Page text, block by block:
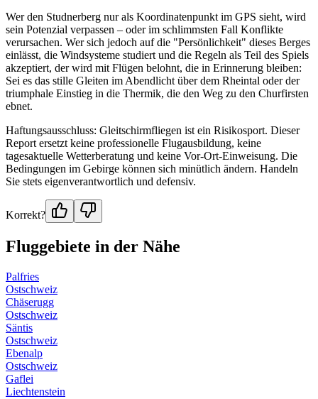
Wer den Studnerberg nur als Koordinatenpunkt im GPS sieht, wird
sein Potenzial verpassen – oder im schlimmsten Fall Konflikte
verursachen. Wer sich jedoch auf die "Persönlichkeit" dieses Berges
einlässt, die Windsysteme studiert und die Regeln als Teil des Spiels
akzeptiert, der wird mit Flügen belohnt, die in Erinnerung bleiben:
Sei es das stille Gleiten im Abendlicht über dem Rheintal oder der
triumphale Einstieg in die Thermik, die den Weg zu den Churfirsten
ebnet.
Haftungsausschluss: Gleitschirmfliegen ist ein Risikosport. Dieser
Report ersetzt keine professionelle Flugausbildung, keine
tagesaktuelle Wetterberatung und keine Vor-Ort-Einweisung. Die
Bedingungen im Gebirge können sich minütlich ändern. Handeln
Sie stets eigenverantwortlich und defensiv.
Korrekt?
Fluggebiete in der Nähe
Palfries
Ostschweiz
Chäserugg
Ostschweiz
Säntis
Ostschweiz
Ebenalp
Ostschweiz
Gaflei
Liechtenstein